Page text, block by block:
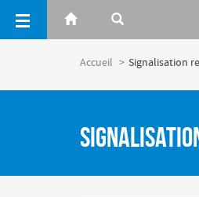
Accueil Signalisation